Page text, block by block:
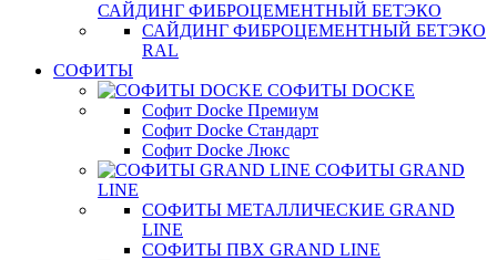
САЙДИНГ ФИБРОЦЕМЕНТНЫЙ БЕТЭКО
САЙДИНГ ФИБРОЦЕМЕНТНЫЙ БЕТЭКО
RAL
СОФИТЫ
СОФИТЫ DOCKE
Софит Docke Премиум
Софит Docke Стандарт
Софит Docke Люкс
СОФИТЫ GRAND
LINE
СОФИТЫ МЕТАЛЛИЧЕСКИЕ GRAND
LINE
СОФИТЫ ПВХ GRAND LINE